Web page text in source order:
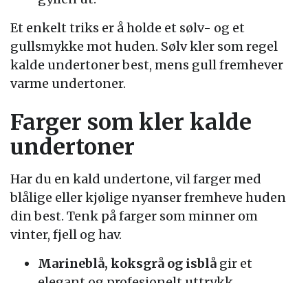
Et enkelt triks er å holde et sølv- og et
gullsmykke mot huden. Sølv kler som regel
kalde undertoner best, mens gull fremhever
varme undertoner.
Farger som kler kalde
undertoner
Har du en kald undertone, vil farger med
blålige eller kjølige nyanser fremheve huden
din best. Tenk på farger som minner om
vinter, fjell og hav.
Marineblå, koksgrå og isblå gir et